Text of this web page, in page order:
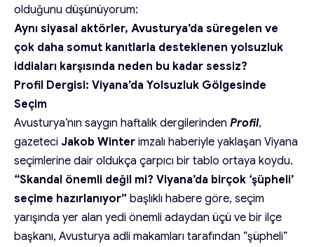
olduğunu düşünüyorum:
Aynı siyasal aktörler, Avusturya’da süregelen ve
çok daha somut kanıtlarla desteklenen yolsuzluk
iddiaları karşısında neden bu kadar sessiz?
Profil Dergisi: Viyana’da Yolsuzluk Gölgesinde
Seçim
Avusturya’nın saygın haftalık dergilerinden Profil,
gazeteci Jakob Winter imzalı haberiyle yaklaşan Viyana
seçimlerine dair oldukça çarpıcı bir tablo ortaya koydu.
“Skandal önemli değil mi? Viyana’da birçok ‘şüpheli’
seçime hazırlanıyor” başlıklı habere göre, seçim
yarışında yer alan yedi önemli adaydan üçü ve bir ilçe
başkanı, Avusturya adli makamları tarafından “şüpheli”